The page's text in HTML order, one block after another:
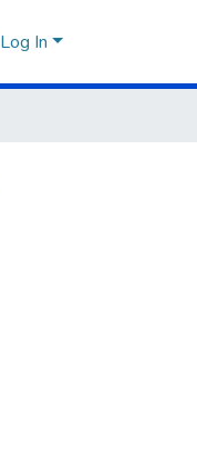
Log In